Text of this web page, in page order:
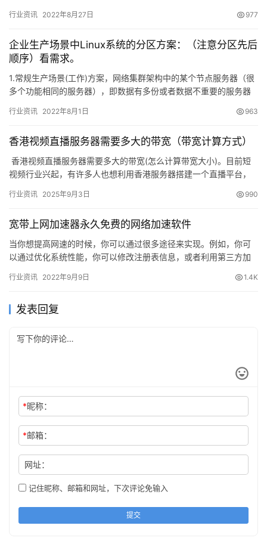
行业资讯 2022年8月27日 977
企业生产场景中Linux系统的分区方案：（注意分区先后
顺序）看需求。
1.常规生产场景(工作)方案，网络集群架构中的某个节点服务器（很
多个功能相同的服务器），即数据有多份或者数据不重要的服务器
行业资讯 2022年8月1日 963
香港视频直播服务器需要多大的带宽（带宽计算方式）
​ 香港视频直播服务器需要多大的带宽(怎么计算带宽大小)。目前短
视频行业兴起，有许多人也想利用香港服务器搭建一个直播平台，
行业资讯 2025年9月3日 990
宽带上网加速器永久免费的网络加速软件
当你想提高网速的时候，你可以通过很多途径来实现。例如，你可
以通过优化系统性能，你可以修改注册表信息，或者利用第三方加
网加…
行业资讯 2022年9月9日 1.4K
发表回复
*昵称：
*邮箱：
网址：
记住昵称、邮箱和网址，下次评论免输入
提交